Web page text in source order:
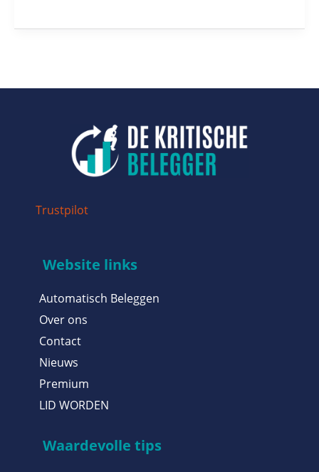
Trustpilot
Website links
Automatisch Beleggen
Over ons
Contact
Nieuws
Premium
LID WORDEN
Waardevolle tips